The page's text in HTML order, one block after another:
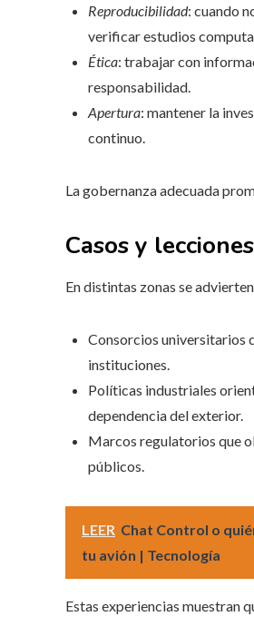
Reproducibilidad: cuando
verificar estudios
Ética: trabajar con
responsabilidad.
Apertura: mantener la
continuo.
La gobernanza adecuada
Casos y
En distintas zonas se
Consorcios universitarios
instituciones.
Políticas industriales
dependencia del exterior.
Marcos regulatorios que
públicos.
LEER Chat Control o
tu avión | Tecnología
Estas experiencias muestran